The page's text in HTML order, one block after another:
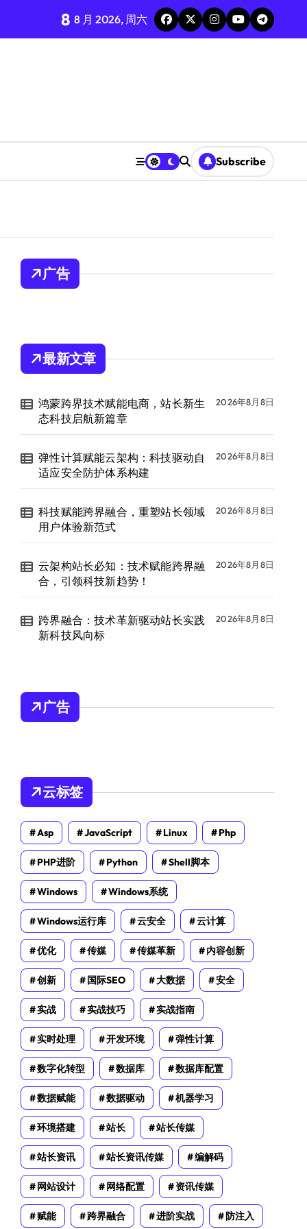
8 8 月 2026, 周六
Subscribe
广告
最新文章
鸿蒙跨界技术赋能电商，站长新生
态科技启航新篇章
2026年8月8日
弹性计算赋能云架构：科技驱动自
适应安全防护体系构建
2026年8月8日
科技赋能跨界融合，重塑站长领域
用户体验新范式
2026年8月8日
云架构站长必知：技术赋能跨界融
合，引领科技新趋势！
2026年8月8日
跨界融合：技术革新驱动站长实践
新科技风向标
2026年8月8日
广告
云标签
Asp JavaScript Linux Php
PHP进阶 Python Shell脚本
Windows Windows系统
Windows运行库 云安全 云计算
优化 传媒 传媒革新 内容创新
创新 国际SEO 大数据 安全
实战 实战技巧 实战指南
实时处理 开发环境 弹性计算
数字化转型 数据库 数据库配置
数据赋能 数据驱动 机器学习
环境搭建 站长 站长传媒
站长资讯 站长资讯传媒 编解码
网站设计 网络配置 资讯传媒
赋能 跨界融合 进阶实战 防注入